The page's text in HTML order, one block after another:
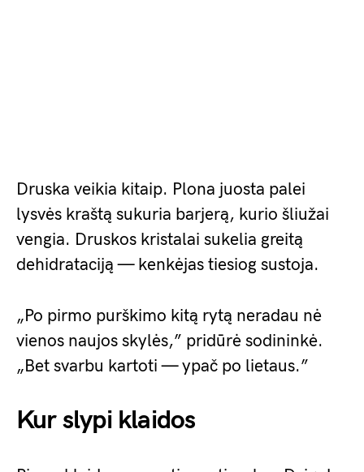
Druska veikia kitaip. Plona juosta palei
lysvės kraštą sukuria barjerą, kurio šliužai
vengia. Druskos kristalai sukelia greitą
dehidrataciją — kenkėjas tiesiog sustoja.
„Po pirmo purškimo kitą rytą neradau nė
vienos naujos skylės,” pridūrė sodininkė.
„Bet svarbu kartoti — ypač po lietaus.”
Kur slypi klaidos